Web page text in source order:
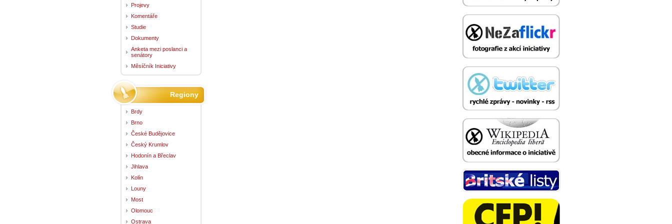
Projevy
Komentáře
Studie
Dokumenty
Anketa mezi poslanci a
senátory
Měsíčník Iniciativy
Regiony
Brdy
Brno
České Budějovice
Český Krumlov
Hodonín a Břeclav
Jihlava
Kolín
Louny
Most
Olomouc
Ostrava